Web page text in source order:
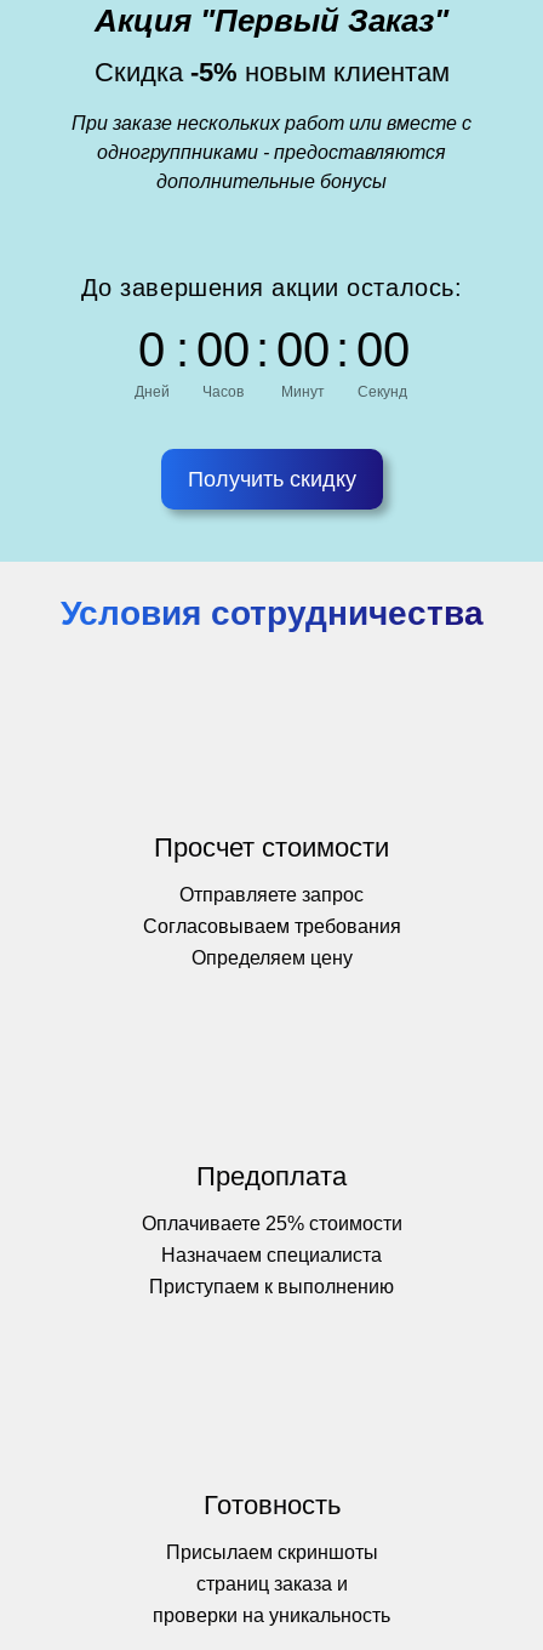
Акция "Первый Заказ"
Скидка -5% новым клиентам
При заказе нескольких работ или вместе с
одногруппниками - предоставляются
дополнительные бонусы
До завершения акции осталось:
0
Дней
: 00
Часов
: 00
Минут
: 00
Секунд
Получить скидку
Условия сотрудничества
Просчет стоимости
Отправляете запрос
Согласовываем требования
Определяем цену
Предоплата
Оплачиваете 25% стоимости
Назначаем специалиста
Приступаем к выполнению
Готовность
Присылаем скриншоты
страниц заказа и
проверки на уникальность